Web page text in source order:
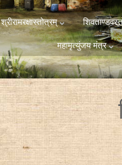
श्रीरामरक्षास्तोत्रम्
महामृत्युंजय मंत्र